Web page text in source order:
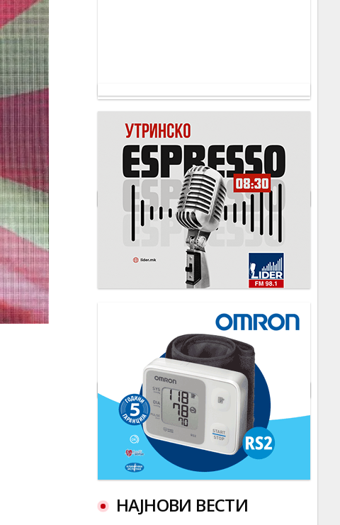
НАЈНОВИ ВЕСТИ